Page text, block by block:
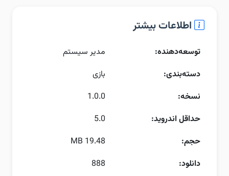
اطلاعات بیشتر
توسعه‌دهنده:
مدیر سیستم
دسته‌بندی:
بازی
نسخه:
1.0.0
حداقل اندروید:
5.0
حجم:
19.48 MB
دانلود:
888